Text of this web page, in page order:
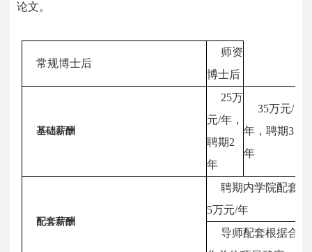
论文。
常规博士后
师资
博士后
基础薪酬
25万
元/年，
聘期2
年
35万元/
年，聘期3
年
配套薪酬
聘期内学院配套
5万元/年
导师配套根据合